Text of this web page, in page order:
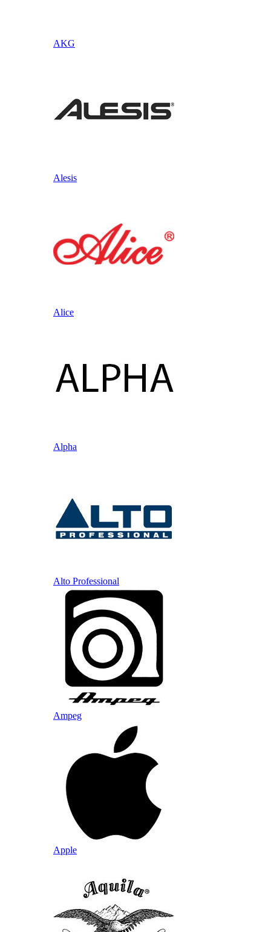
AKG
Alesis
Alice
Alpha
Alto Professional
Ampeg
Apple